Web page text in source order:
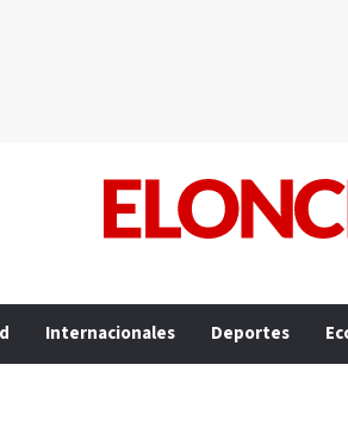
Internacionales Deportes